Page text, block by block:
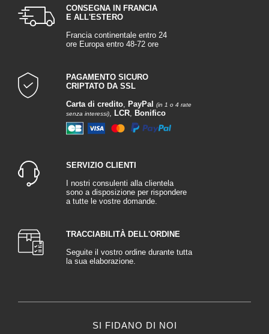
CONSEGNA IN FRANCIA
E ALL'ESTERO
Francia continentale entro 24
ore Europa entro 48-72 ore
PAGAMENTO SICURO
CRIPTATO DA SSL
Carta di credito, PayPal
(in 1 o 4 rate
senza interessi), LCR, Bonifico
SERVIZIO CLIENTI
I nostri consulenti alla clientela
sono a disposizione per rispondere
a tutte le vostre domande.
TRACCIABILITÀ DELL'ORDINE
Seguite il vostro ordine durante tutta
la sua elaborazione.
SI FIDANO DI NOI